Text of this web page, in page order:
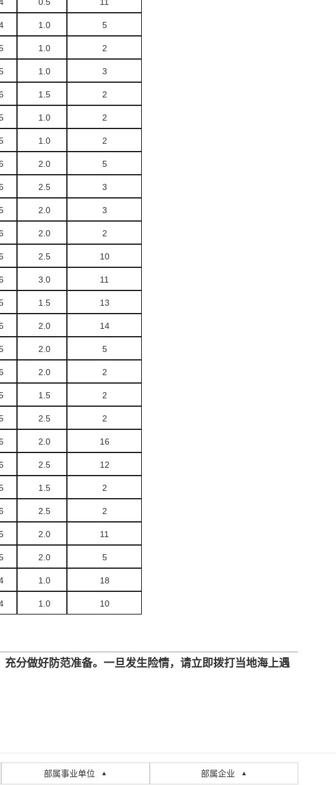
1.0 5
1.0 2
1.0 3
1.5 2
1.0 2
1.0 2
2.0 5
2.5 3
2.0 3
2.0 2
2.5 10
3.0 11
1.5 13
2.0 14
2.0 5
2.0 2
1.5 2
2.5 2
2.0 16
2.5 12
1.5 2
2.5 2
2.0 11
2.0 5
1.0 18
1.0 10
分做好防范准备。一旦发生险情，请立即拨打当地海上遇
部属事业单位 ▲ 部属企业 ▲